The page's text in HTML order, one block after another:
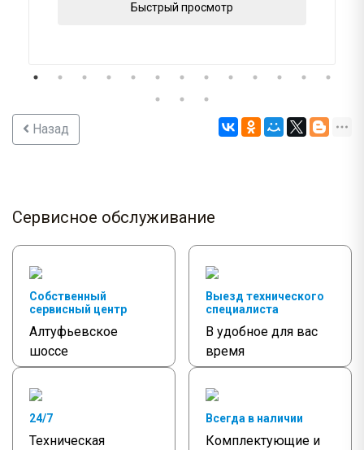
Быстрый просмотр
Назад
Сервисное обслуживание
Собственный
сервисный центр
Алтуфьевское
шоссе
Выезд технического
специалиста
В удобное для вас
время
24/7
Техническая
Всегда в наличии
Комплектующие и